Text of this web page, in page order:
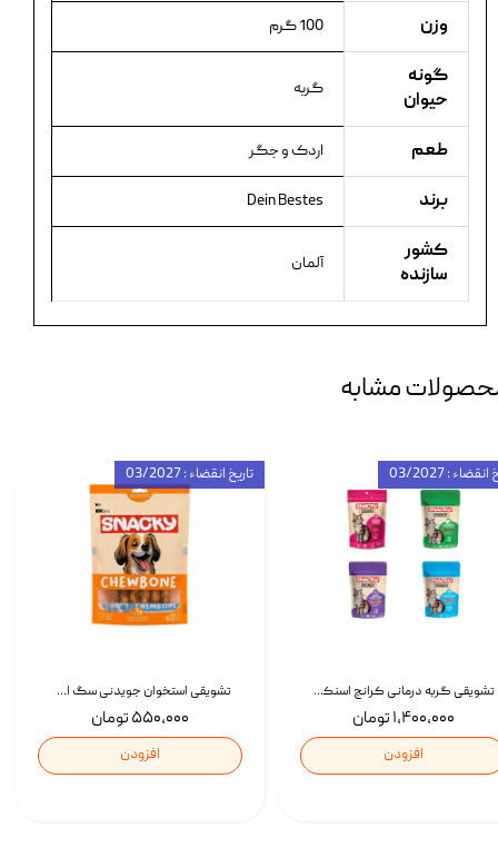
وزن 100 گرم
گونه
حیوان
گربه
طعم اردک و جگر
برند Dein Bestes
کشور
سازنده
آلمان
مشابه
تشویقی استخوان جویدنی سگ اسنکی کرانچی با طعم مرغ Snacky Crunchy Munchy وزن 100 گرم
۵۵۰,۰۰۰ تومان
افزودن
تاریخ انقضاء : 03/2027
تشویقی گربه درمانی کرانچ اسنکی با طعم میکس Snacky Crunch Cat Treats وزن 60 گرم بسته 4 عددی
۱,۴۰۰,۰۰۰ تومان
افزودن
: 03/2027